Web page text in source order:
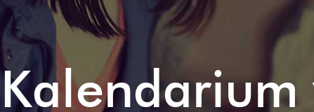
Kalendarium